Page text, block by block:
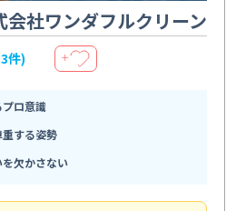
会社ワンダフルクリーン
件) ＋
ロ意識
する姿勢
欠かさない